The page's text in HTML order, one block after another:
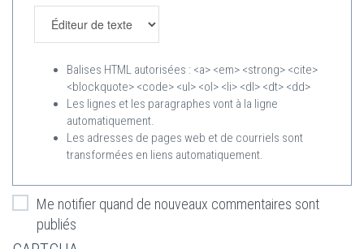
Balises HTML autorisées : <a> <em> <strong> <cite>
<blockquote> <code> <ul> <ol> <li> <dl> <dt> <dd>
Les lignes et les paragraphes vont à la ligne
automatiquement.
Les adresses de pages web et de courriels sont
transformées en liens automatiquement.
Me notifier quand de nouveaux commentaires sont
publiés